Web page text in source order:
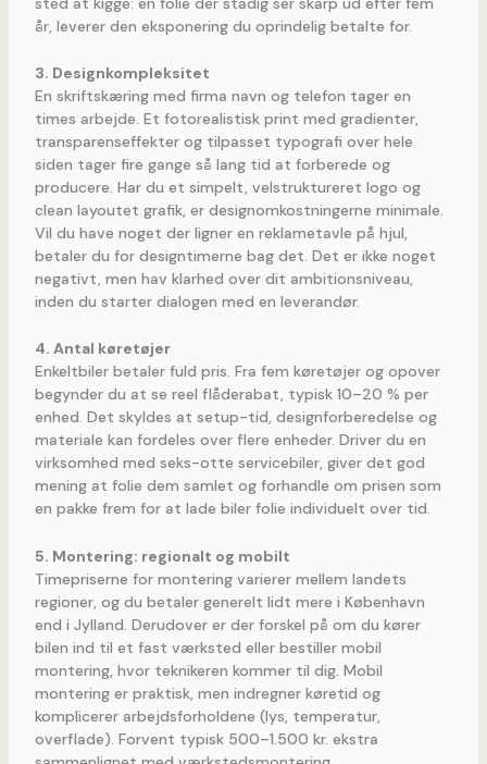
år, leverer den eksponering du oprindelig betalte for.
3. Designkompleksitet
En skriftskæring med firma navn og telefon tager en
times arbejde. Et fotorealistisk print med gradienter,
transparenseffekter og tilpasset typografi over hele
siden tager fire gange så lang tid at forberede og
producere. Har du et simpelt, velstruktureret logo og
clean layoutet grafik, er designomkostningerne minimale.
Vil du have noget der ligner en reklametavle på hjul,
betaler du for designtimerne bag det. Det er ikke noget
negativt, men hav klarhed over dit ambitionsniveau,
inden du starter dialogen med en leverandør.
4. Antal køretøjer
Enkeltbiler betaler fuld pris. Fra fem køretøjer og opover
begynder du at se reel flåderabat, typisk 10–20 % per
enhed. Det skyldes at setup-tid, designforberedelse og
materiale kan fordeles over flere enheder. Driver du en
virksomhed med seks-otte servicebiler, giver det god
mening at folie dem samlet og forhandle om prisen som
en pakke frem for at lade biler folie individuelt over tid.
5. Montering: regionalt og mobilt
Timepriserne for montering varierer mellem landets
regioner, og du betaler generelt lidt mere i København
end i Jylland. Derudover er der forskel på om du kører
bilen ind til et fast værksted eller bestiller mobil
montering, hvor teknikeren kommer til dig. Mobil
montering er praktisk, men indregner køretid og
komplicerer arbejdsforholdene (lys, temperatur,
overflade). Forvent typisk 500–1.500 kr. ekstra